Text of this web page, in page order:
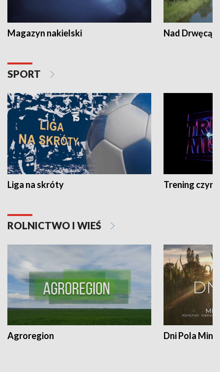
Magazyn nakielski Nad Drwęcą
SPORT
Liga na skróty Trening czyni
ROLNICTWO I WIEŚ
Agroregion Dni Pola